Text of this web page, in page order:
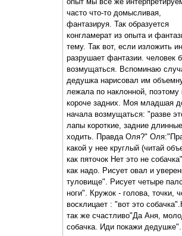
часто что-то домысливая,
фантазируя. Так образуется
конгламерат из опыта и
тему. Так вот, если изложить
разрушает фантазии. человек
возмущаться. Вспоминаю
дедушка нарисовал им
лежала по наклонной,
короче задних. Моя младшая
начала возмущаться: "разве
лапы короткие, задние
ходить. Правда Оля?"
какой у нее круглый (читай
как пяточок Нет это не
как надо. Рисует овал и
туловище". Рисует четыре
ноги". Кружок - голова, точки,
восклицает : "вот это
так же счастливо"Да Аня,
собачка. Иди покажи дедушке".